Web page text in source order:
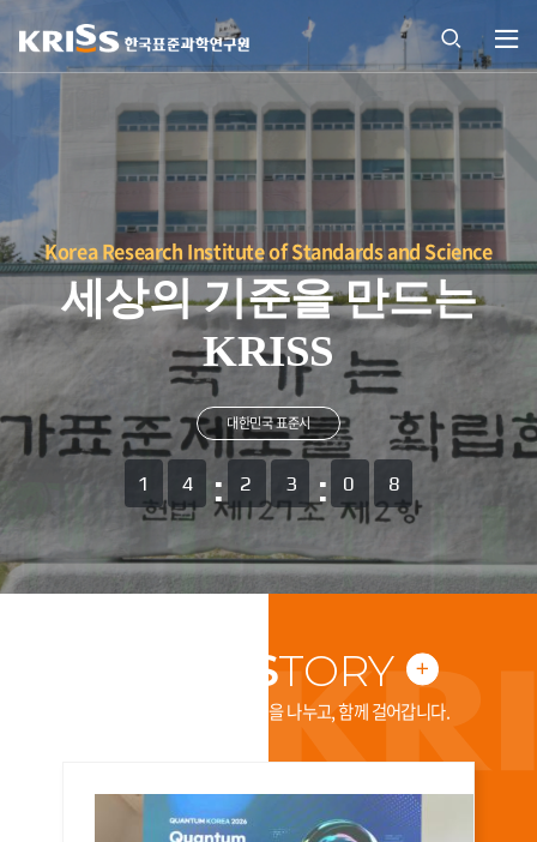
통합
검색
열기
열기
Korea Research Institute of Standards and Science
세상의 기준을 만드는
KRISS
대한민국 표준시
14 23 09
KRISSTORY
KRISS
소
식
더
보
한국표준과학연구원은 지식을 나누고, 함께 걸어갑니다.
표준연, 전원만 꽂으면 작동하는 상온 단일광자 광원 개발
험대전문 인력 없이 작동… 19인치 소형 장비로 현장 활용성 높여 ..